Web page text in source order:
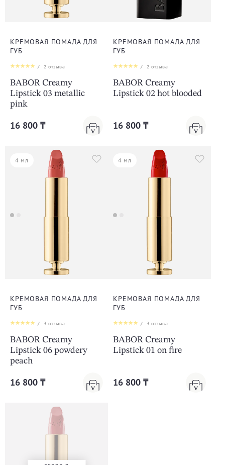
КРЕМОВАЯ ПОМАДА ДЛЯ
ГУБ
/ 2 отзыва
BABOR Creamy
Lipstick 03 metallic
pink
16 800 ₸
КРЕМОВАЯ ПОМАДА ДЛЯ
ГУБ
/ 2 отзыва
BABOR Creamy
Lipstick 02 hot blooded
16 800 ₸
4 мл
КРЕМОВАЯ ПОМАДА ДЛЯ
ГУБ
/ 3 отзыва
BABOR Creamy
Lipstick 06 powdery
peach
16 800 ₸
4 мл
КРЕМОВАЯ ПОМАДА ДЛЯ
ГУБ
/ 3 отзыва
BABOR Creamy
Lipstick 01 on fire
16 800 ₸